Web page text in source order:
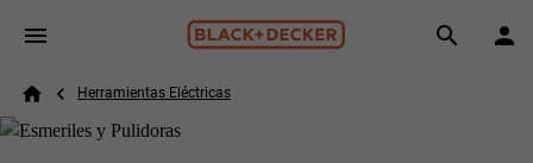
Skip to main content
Search
Breadcrumb
Herramientas Eléctricas